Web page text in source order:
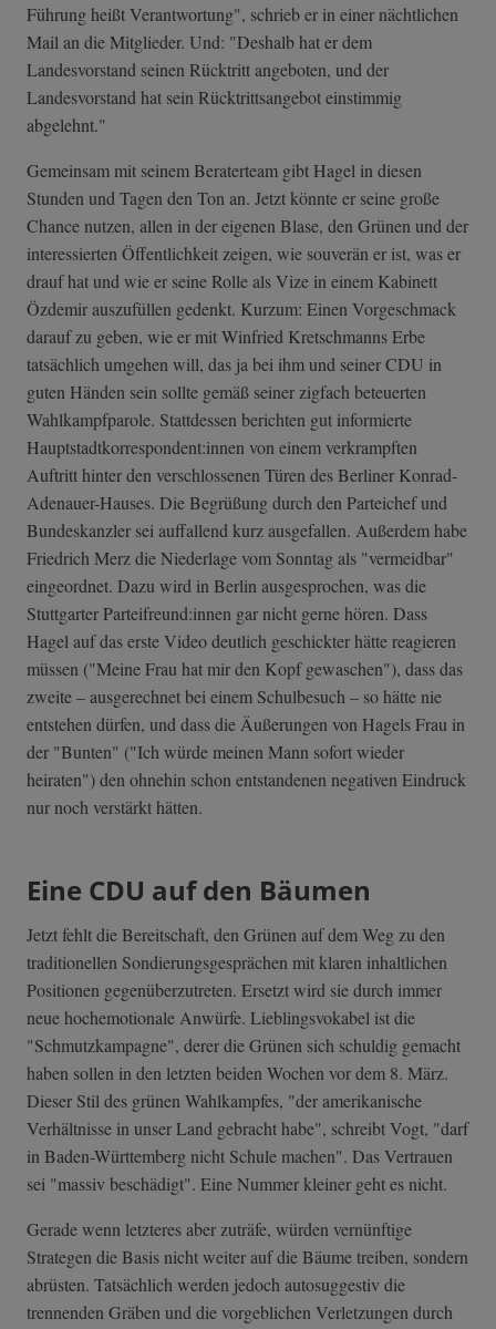
Führung heißt Verantwortung", schrieb er in einer nächtlichen
Mail an die Mitglieder. Und: "Deshalb hat er dem
Landesvorstand seinen Rücktritt angeboten, und der
Landesvorstand hat sein Rücktrittsangebot einstimmig
abgelehnt."
Gemeinsam mit seinem Beraterteam gibt Hagel in diesen
Stunden und Tagen den Ton an. Jetzt könnte er seine große
Chance nutzen, allen in der eigenen Blase, den Grünen und der
interessierten Öffentlichkeit zeigen, wie souverän er ist, was er
drauf hat und wie er seine Rolle als Vize in einem Kabinett
Özdemir auszufüllen gedenkt. Kurzum: Einen Vorgeschmack
darauf zu geben, wie er mit Winfried Kretschmanns Erbe
tatsächlich umgehen will, das ja bei ihm und seiner CDU in
guten Händen sein sollte gemäß seiner zigfach beteuerten
Wahlkampfparole. Stattdessen berichten gut informierte
Hauptstadtkorrespondent:innen von einem verkrampften
Auftritt hinter den verschlossenen Türen des Berliner Konrad-
Adenauer-Hauses. Die Begrüßung durch den Parteichef und
Bundeskanzler sei auffallend kurz ausgefallen. Außerdem habe
Friedrich Merz die Niederlage vom Sonntag als "vermeidbar"
eingeordnet. Dazu wird in Berlin ausgesprochen, was die
Stuttgarter Parteifreund:innen gar nicht gerne hören. Dass
Hagel auf das erste Video deutlich geschickter hätte reagieren
müssen ("Meine Frau hat mir den Kopf gewaschen"), dass das
zweite – ausgerechnet bei einem Schulbesuch – so hätte nie
entstehen dürfen, und dass die Äußerungen von Hagels Frau in
der "Bunten" ("Ich würde meinen Mann sofort wieder
heiraten") den ohnehin schon entstandenen negativen Eindruck
nur noch verstärkt hätten.
Eine CDU auf den Bäumen
Jetzt fehlt die Bereitschaft, den Grünen auf dem Weg zu den
traditionellen Sondierungsgesprächen mit klaren inhaltlichen
Positionen gegenüberzutreten. Ersetzt wird sie durch immer
neue hochemotionale Anwürfe. Lieblingsvokabel ist die
"Schmutzkampagne", derer die Grünen sich schuldig gemacht
haben sollen in den letzten beiden Wochen vor dem 8. März.
Dieser Stil des grünen Wahlkampfes, "der amerikanische
Verhältnisse in unser Land gebracht habe", schreibt Vogt, "darf
in Baden-Württemberg nicht Schule machen". Das Vertrauen
sei "massiv beschädigt". Eine Nummer kleiner geht es nicht.
Gerade wenn letzteres aber zuträfe, würden vernünftige
Strategen die Basis nicht weiter auf die Bäume treiben, sondern
abrüsten. Tatsächlich werden jedoch autosuggestiv die
trennenden Gräben und die vorgeblichen Verletzungen durch